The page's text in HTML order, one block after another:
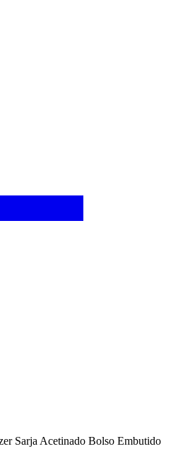
Sarja Acetinado Bolso Embutido